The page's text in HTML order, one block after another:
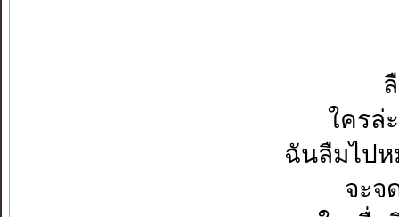
ใครล่
ฉันลืมไป
จะจ